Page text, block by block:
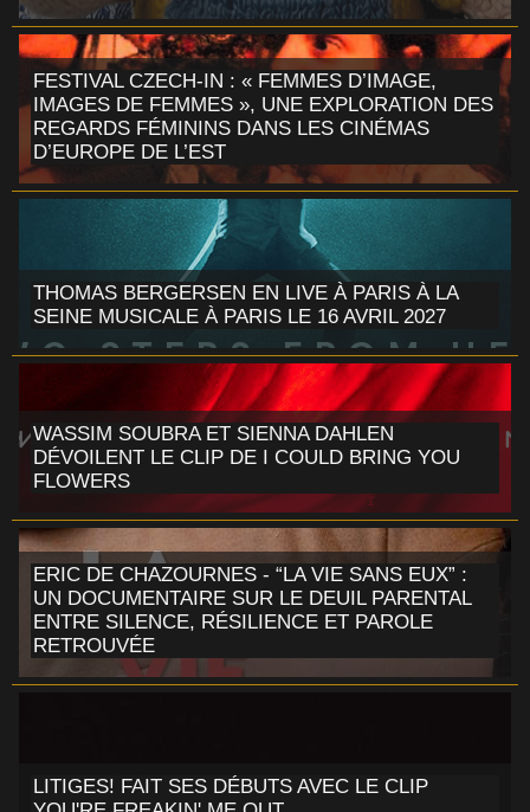
FESTIVAL CZECH-IN : « FEMMES D’IMAGE,
IMAGES DE FEMMES », UNE EXPLORATION DES
REGARDS FÉMININS DANS LES CINÉMAS
D’EUROPE DE L’EST
THOMAS BERGERSEN EN LIVE À PARIS À LA
SEINE MUSICALE À PARIS LE 16 AVRIL 2027
WASSIM SOUBRA ET SIENNA DAHLEN
DÉVOILENT LE CLIP DE I COULD BRING YOU
FLOWERS
ERIC DE CHAZOURNES - “LA VIE SANS EUX” :
UN DOCUMENTAIRE SUR LE DEUIL PARENTAL
ENTRE SILENCE, RÉSILIENCE ET PAROLE
RETROUVÉE
LITIGES! FAIT SES DÉBUTS AVEC LE CLIP